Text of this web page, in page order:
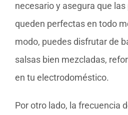
necesario y asegura que
queden perfectas en todo
modo, puedes disfrutar de
salsas bien mezcladas,
en tu electrodoméstico.
Por otro lado, la frecuencia